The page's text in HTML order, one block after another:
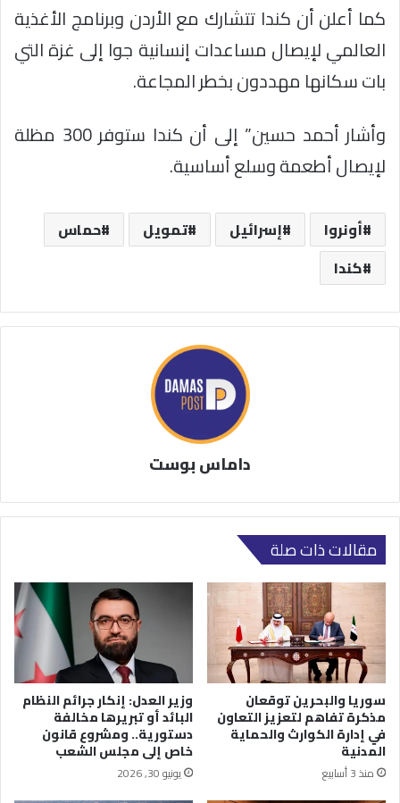
كما أعلن أن كندا تتشارك مع الأردن وبرنامج الأغذية
العالمي لإيصال مساعدات إنسانية جوا إلى غزة التي
بات سكانها مهددون بخطر المجاعة.
وأشار أحمد حسين” إلى أن كندا ستوفر 300 مظلة
لإيصال أطعمة وسلع أساسية.
أونروا إسرائيل تمويل
حماس
كندا
داماس بوست
مقالات ذات صلة
سوريا والبحرين توقعان
مذكرة تفاهم لتعزيز التعاون
في إدارة الكوارث والحماية
المدنية
منذ 3 أسابيع
وزير العدل: إنكار جرائم النظام
البائد أو تبريرها مخالفة
دستورية.. ومشروع قانون
خاص إلى مجلس الشعب
يونيو 30, 2026